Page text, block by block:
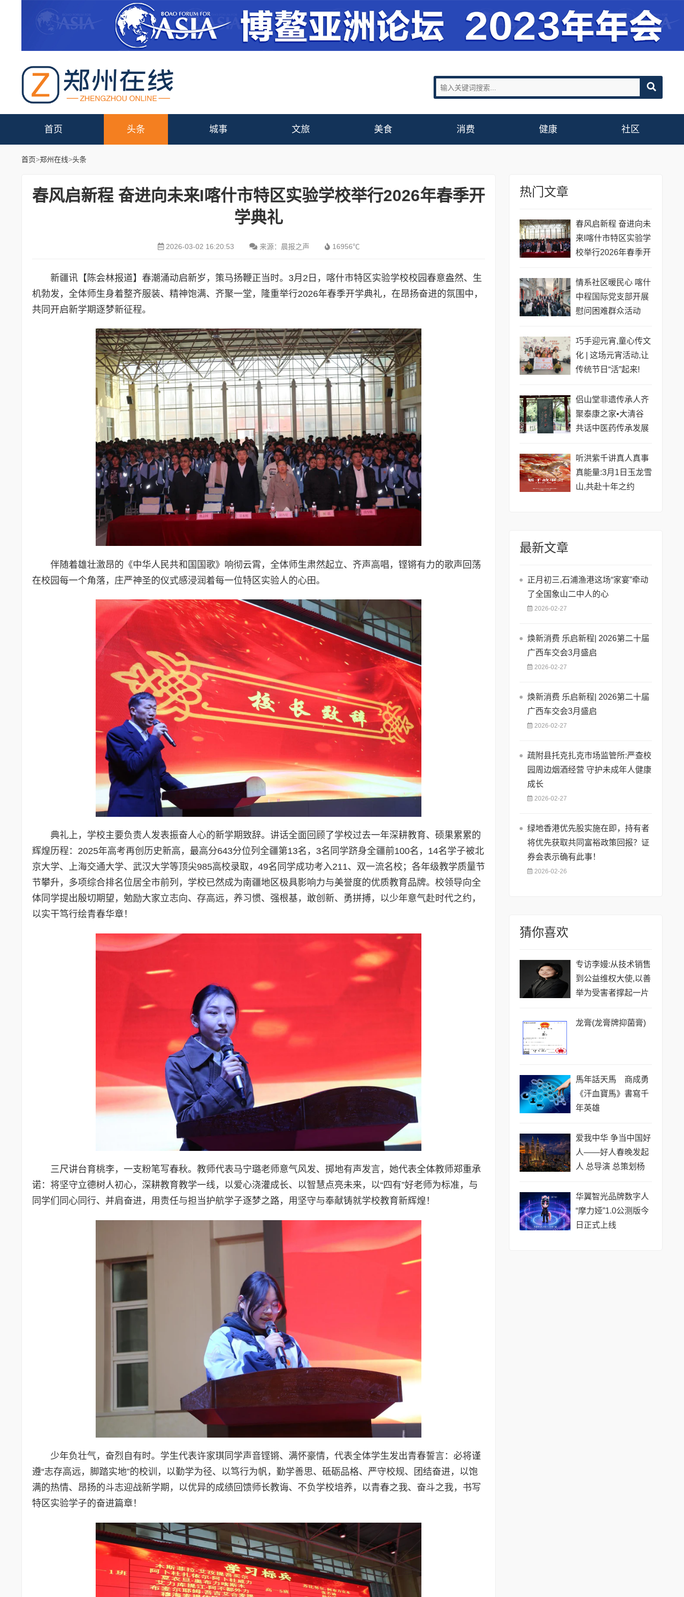
首页 头条 城事 文旅 美食 消费 健康 社区
首页>郑州在线>头条
春风启新程 奋进向未来I喀什市特区实验学校举行2026年春季开
学典礼
2026-03-02 16:20:53 来源：晨报之声 16956℃
新疆讯【陈会林报道】春潮涌动启新岁，策马扬鞭正当时。3月2日，喀什市特区实验学校校园春意盎然、生
机勃发，全体师生身着整齐服装、精神饱满、齐聚一堂，隆重举行2026年春季开学典礼，在昂扬奋进的氛围中，
共同开启新学期逐梦新征程。
伴随着雄壮激昂的《中华人民共和国国歌》响彻云霄，全体师生肃然起立、齐声高唱，铿锵有力的歌声回荡
在校园每一个角落，庄严神圣的仪式感浸润着每一位特区实验人的心田。
典礼上，学校主要负责人发表振奋人心的新学期致辞。讲话全面回顾了学校过去一年深耕教育、硕果累累的
辉煌历程：2025年高考再创历史新高，最高分643分位列全疆第13名，3名同学跻身全疆前100名，14名学子被北
京大学、上海交通大学、武汉大学等顶尖985高校录取，49名同学成功考入211、双一流名校；各年级教学质量节
节攀升，多项综合排名位居全市前列，学校已然成为南疆地区极具影响力与美誉度的优质教育品牌。校领导向全
体同学提出殷切期望，勉励大家立志向、存高远，养习惯、强根基，敢创新、勇拼搏，以少年意气赴时代之约，
以实干笃行绘青春华章！
三尺讲台育桃李，一支粉笔写春秋。教师代表马宁璐老师意气风发、掷地有声发言，她代表全体教师郑重承
诺：将坚守立德树人初心，深耕教育教学一线，以爱心浇灌成长、以智慧点亮未来，以“四有”好老师为标准，与
同学们同心同行、并肩奋进，用责任与担当护航学子逐梦之路，用坚守与奉献铸就学校教育新辉煌！
少年负壮气，奋烈自有时。学生代表许家琪同学声音铿锵、满怀豪情，代表全体学生发出青春誓言：必将谨
遵“志存高远，脚踏实地”的校训，以勤学为径、以笃行为帆，勤学善思、砥砺品格、严守校规、团结奋进，以饱
满的热情、昂扬的斗志迎战新学期，以优异的成绩回馈师长教诲、不负学校培养，以青春之我、奋斗之我，书写
特区实验学子的奋进篇章！
热门文章
春风启新程 奋进向未
来I喀什市特区实验学
校举行2026年春季开
情系社区暖民心 喀什
中程国际党支部开展
慰问困难群众活动
巧手迎元宵,童心传文
化 | 这场元宵活动,让
传统节日“活”起来!
侣山堂非遗传承人齐
聚泰康之家•大清谷
共话中医药传承发展
听洪紫千讲真人真事
真能量:3月1日玉龙雪
山,共赴十年之约
最新文章
正月初三,石浦渔港这场“家宴”牵动
了全国象山二中人的心
2026-02-27
焕新消费 乐启新程| 2026第二十届
广西车交会3月盛启
2026-02-27
焕新消费 乐启新程| 2026第二十届
广西车交会3月盛启
2026-02-27
疏附县托克扎克市场监管所:严查校
园周边烟酒经营 守护未成年人健康
成长
2026-02-27
绿地香港优先股实施在即，持有者
将优先获取共同富裕政策回报？证
券会表示确有此事！
2026-02-26
猜你喜欢
专访李嫚:从技术销售
到公益维权大使,以善
举为受害者撑起一片
龙膏(龙膏牌抑菌膏)
馬年話天馬 商成勇
《汗血寶馬》書寫千
年英雄
爱我中华 争当中国好
人——好人春晚发起
人 总导演 总策划杨
人春晚上的致辞
华翼智光品牌数字人
“摩力娅”1.0公测版今
日正式上线